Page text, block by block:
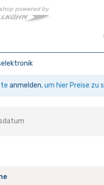
anmelden, um hier Preise zu